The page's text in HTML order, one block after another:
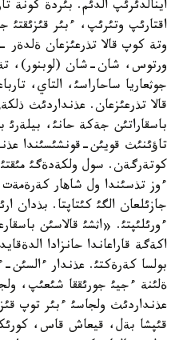
اينالدئرئپ الدئم. بئردة كونة
اقتارئپ وتئرئپ، ءبئر قئزئقتئ
وتة كوپ قالا تذرعئزعان ةلدةر
ورتوس، شان-شان (لوبنور)،
جوثعاريا ساحاراسئ، التاي،
قالا تذرعئزعان. عذنداردئث
باسقاراتئن جةكة حانئ، بيلةرئ
تاؤئنئث قويئن-قونشئسئندا
كوتةرگةن. سول ولكةدةگئ مئقتئ
ءوز تذسئندا ول شاهار
جازئلعان الگئ كئتاپتا. بذدان
ءورئلئپتئ. «اثشئ قالاسئن
اكةگة قاراعاندا حانزادا
بولسا كةرةكتئ. عذندار
ةلئنة ءجيئ جورئققا شئعئپ،
عذنداردئث ولجاسئ ءبئر توپ
قئپشا بةل، قيعاش قاس،